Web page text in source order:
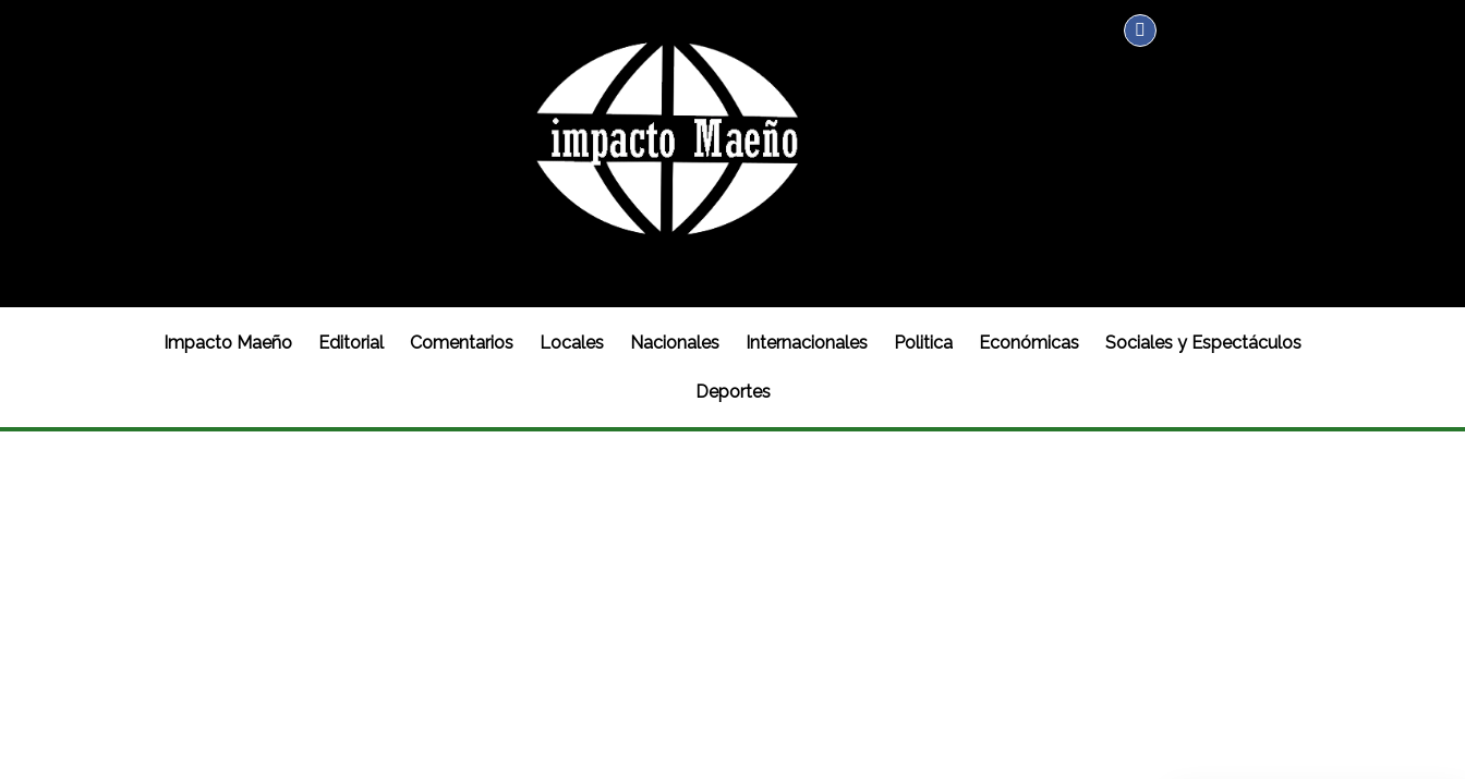
Impacto Maeño Editorial Comentarios Locales Nacionales Internacionales Politica Económicas Sociales y Espectáculos
Deportes